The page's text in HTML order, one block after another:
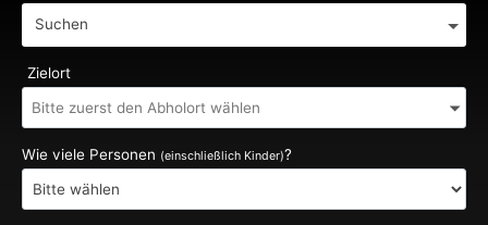
Suchen
Zielort
Wie viele Personen (einschließlich Kinder)?